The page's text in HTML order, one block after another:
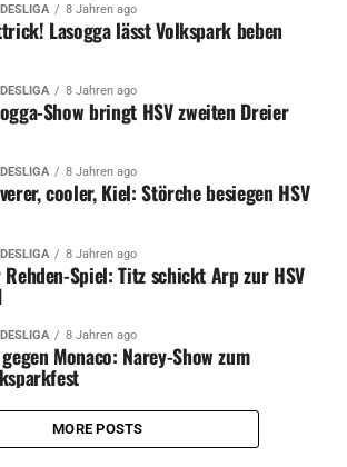
8 Jahren ago
Lasogga lässt Volkspark beben
8 Jahren ago
Show bringt HSV zweiten Dreier
8 Jahren ago
cooler, Kiel: Störche besiegen HSV
8 Jahren ago
Rehden-Spiel: Titz schickt Arp zur HSV
8 Jahren ago
Monaco: Narey-Show zum
MORE POSTS